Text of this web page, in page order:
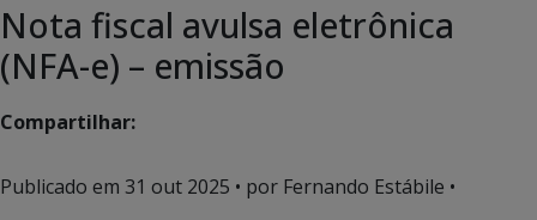
Nota fiscal avulsa eletrônica
(NFA-e) – emissão
Compartilhar:
Publicado em 31 out 2025 • por Fernando Estábile •